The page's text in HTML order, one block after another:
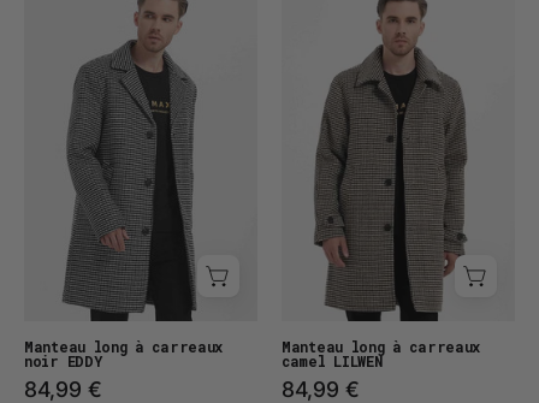
long
à
carreaux
EZIO
Manteau long à carreaux
noir EDDY
84,99 €
long
à
carreux
LILWEN
Manteau long à carreaux
camel LILWEN
84,99 €